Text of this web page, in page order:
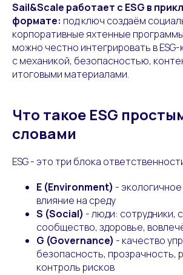
Sail&Scale работает с ESG в
формате: под ключ создаём
корпоративные яхтенные
можно честно интегрировать в
с механикой, безопасностью,
итоговыми материалами.
Что такое ESG
словами
ESG - это три блока
E (Environment) -
влияние на среду
S (Social) - люди: сотрудники,
сообщество, здоровье,
G (Governance) - качество
безопасность, прозрачность,
контроль рисков